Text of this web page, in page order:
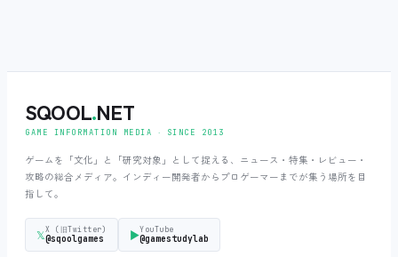
SQOOL.NET
GAME INFORMATION MEDIA ‧ SINCE 2013
ゲームを「文化」と「研究対象」として捉える、ニュース・特集・レビュー・
攻略の総合メディア。インディー開発者からプロゲーマーまでが集う場所を目
指して。
𝕏X (旧Twitter)
@sqoolgames ▶YouTube
@gamestudylab